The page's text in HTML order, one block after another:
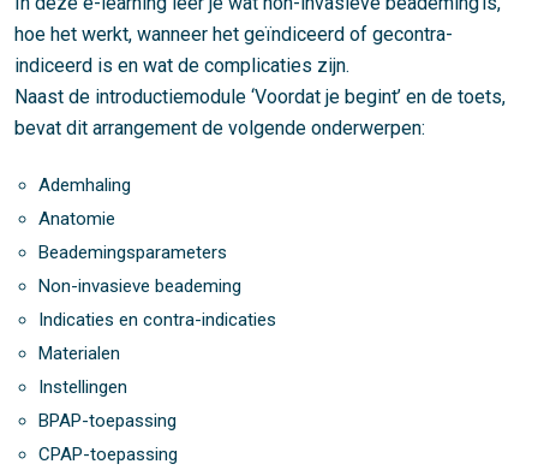
hoe het werkt, wanneer het geïndiceerd of gecontra-
indiceerd is en wat de complicaties zijn.
Naast de introductiemodule ‘Voordat je begint’ en de toets,
bevat dit arrangement de volgende onderwerpen:
Ademhaling
Anatomie
Beademingsparameters
Non-invasieve beademing
Indicaties en contra-indicaties
Materialen
Instellingen
BPAP-toepassing
CPAP-toepassing